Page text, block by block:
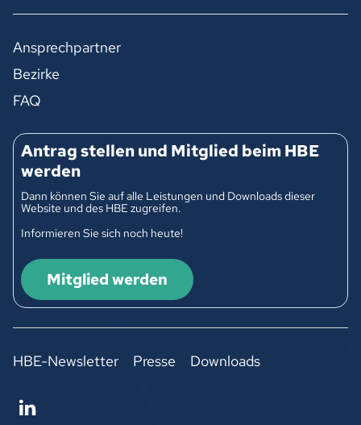
Ansprechpartner
Bezirke
FAQ
Antrag stellen und Mitglied beim HBE
werden
Dann können Sie auf alle Leistungen und Downloads dieser
Website und des HBE zugreifen.
Informieren Sie sich noch heute!
Mitglied werden
HBE-Newsletter Presse Downloads